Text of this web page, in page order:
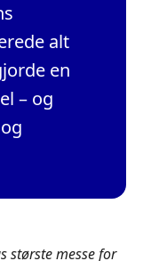
alt
en
– og
største messe for